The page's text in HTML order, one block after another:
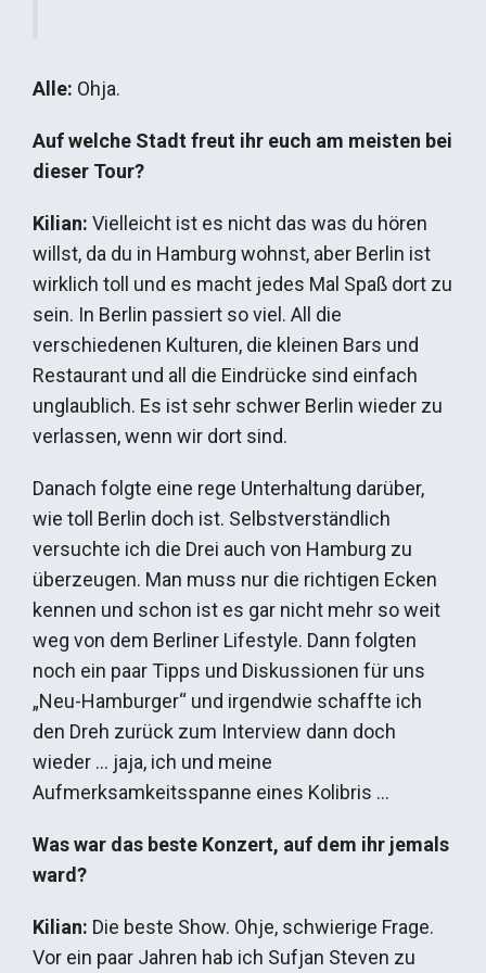
Alle: Ohja.
Auf welche Stadt freut ihr euch am meisten bei
dieser Tour?
Kilian: Vielleicht ist es nicht das was du hören
willst, da du in Hamburg wohnst, aber Berlin ist
wirklich toll und es macht jedes Mal Spaß dort zu
sein. In Berlin passiert so viel. All die
verschiedenen Kulturen, die kleinen Bars und
Restaurant und all die Eindrücke sind einfach
unglaublich. Es ist sehr schwer Berlin wieder zu
verlassen, wenn wir dort sind.
Danach folgte eine rege Unterhaltung darüber,
wie toll Berlin doch ist. Selbstverständlich
versuchte ich die Drei auch von Hamburg zu
überzeugen. Man muss nur die richtigen Ecken
kennen und schon ist es gar nicht mehr so weit
weg von dem Berliner Lifestyle. Dann folgten
noch ein paar Tipps und Diskussionen für uns
„Neu-Hamburger“ und irgendwie schaffte ich
den Dreh zurück zum Interview dann doch
wieder … jaja, ich und meine
Aufmerksamkeitsspanne eines Kolibris …
Was war das beste Konzert, auf dem ihr jemals
ward?
Kilian: Die beste Show. Ohje, schwierige Frage.
Vor ein paar Jahren hab ich Sufjan Steven zu